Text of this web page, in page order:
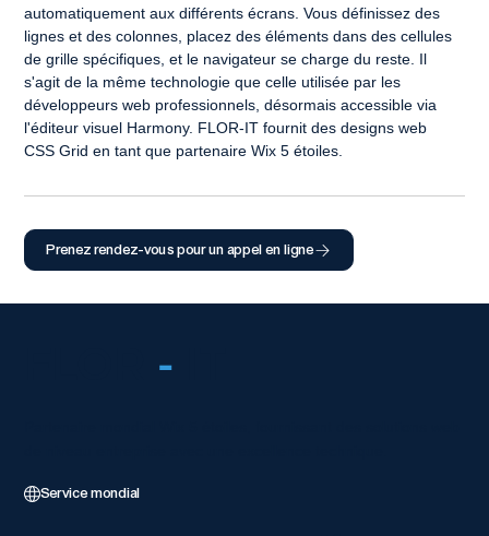
automatiquement aux différents écrans. Vous définissez des
lignes et des colonnes, placez des éléments dans des cellules
de grille spécifiques, et le navigateur se charge du reste. Il
s'agit de la même technologie que celle utilisée par les
développeurs web professionnels, désormais accessible via
l'éditeur visuel Harmony. FLOR-IT fournit des designs web
CSS Grid en tant que partenaire Wix 5 étoiles.
Prenez rendez-vous pour un appel en ligne
-
Service mondial